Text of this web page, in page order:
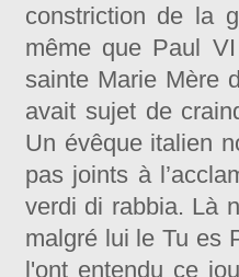
constriction de la
même que Paul
sainte Marie Mère
avait sujet de
Un évêque italien
pas joints à
verdi di rabbia. Là
malgré lui le Tu es
l'ont entendu ce